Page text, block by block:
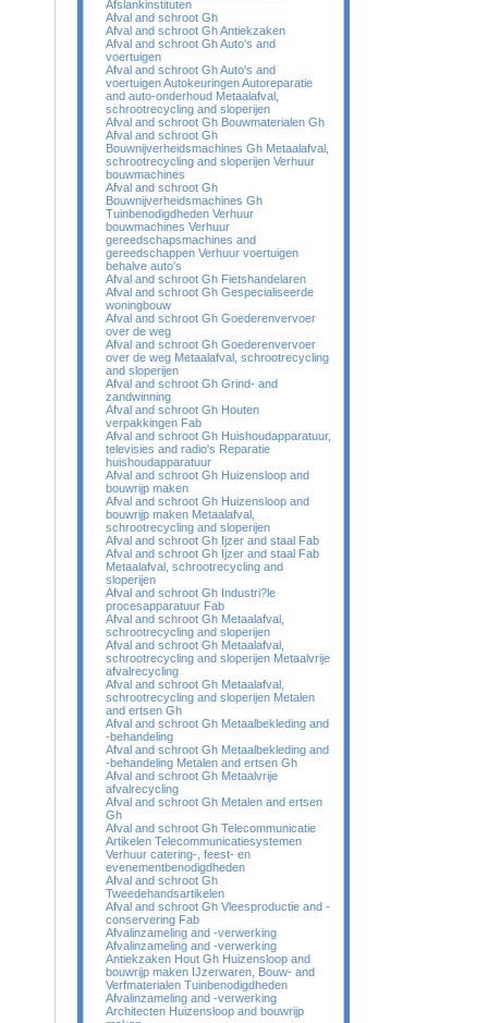
Afslankinstituten
Afval and schroot Gh
Afval and schroot Gh Antiekzaken
Afval and schroot Gh Auto's and
voertuigen
Afval and schroot Gh Auto's and
voertuigen Autokeuringen Autoreparatie
and auto-onderhoud Metaalafval,
schrootrecycling and sloperijen
Afval and schroot Gh Bouwmaterialen Gh
Afval and schroot Gh
Bouwnijverheidsmachines Gh Metaalafval,
schrootrecycling and sloperijen Verhuur
bouwmachines
Afval and schroot Gh
Bouwnijverheidsmachines Gh
Tuinbenodigdheden Verhuur
bouwmachines Verhuur
gereedschapsmachines and
gereedschappen Verhuur voertuigen
behalve auto's
Afval and schroot Gh Fietshandelaren
Afval and schroot Gh Gespecialiseerde
woningbouw
Afval and schroot Gh Goederenvervoer
over de weg
Afval and schroot Gh Goederenvervoer
over de weg Metaalafval, schrootrecycling
and sloperijen
Afval and schroot Gh Grind- and
zandwinning
Afval and schroot Gh Houten
verpakkingen Fab
Afval and schroot Gh Huishoudapparatuur,
televisies and radio's Reparatie
huishoudapparatuur
Afval and schroot Gh Huizensloop and
bouwrijp maken
Afval and schroot Gh Huizensloop and
bouwrijp maken Metaalafval,
schrootrecycling and sloperijen
Afval and schroot Gh Ijzer and staal Fab
Afval and schroot Gh Ijzer and staal Fab
Metaalafval, schrootrecycling and
sloperijen
Afval and schroot Gh Industri?le
procesapparatuur Fab
Afval and schroot Gh Metaalafval,
schrootrecycling and sloperijen
Afval and schroot Gh Metaalafval,
schrootrecycling and sloperijen Metaalvrije
afvalrecycling
Afval and schroot Gh Metaalafval,
schrootrecycling and sloperijen Metalen
and ertsen Gh
Afval and schroot Gh Metaalbekleding and
-behandeling
Afval and schroot Gh Metaalbekleding and
-behandeling Metalen and ertsen Gh
Afval and schroot Gh Metaalvrije
afvalrecycling
Afval and schroot Gh Metalen and ertsen
Gh
Afval and schroot Gh Telecommunicatie
Artikelen Telecommunicatiesystemen
Verhuur catering-, feest- en
evenementbenodigdheden
Afval and schroot Gh
Tweedehandsartikelen
Afval and schroot Gh Vleesproductie and -
conservering Fab
Afvalinzameling and -verwerking
Afvalinzameling and -verwerking
Antiekzaken Hout Gh Huizensloop and
bouwrijp maken IJzerwaren, Bouw- and
Verfmaterialen Tuinbenodigdheden
Afvalinzameling and -verwerking
Architecten Huizensloop and bouwrijp